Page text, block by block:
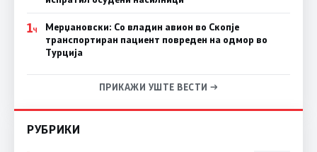
1Ч
Мерџановски: Со владин авион во Скопје
транспортиран пациент повреден на одмор во
Турција
ПРИКАЖИ УШТЕ ВЕСТИ →
РУБРИКИ